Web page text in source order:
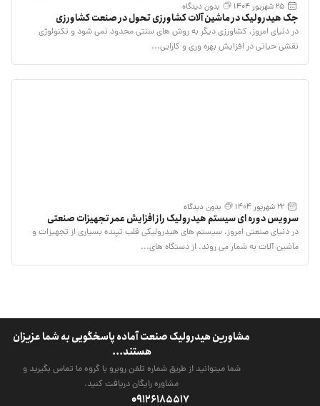
25 شهریور 1404 بدون دیدگاه
جک هیدرولیک در ماشین‌ آلات کشاورزی تحول در صنعت کشاورزی
در دنیای امروز، کشاورزی دیگر به روش های سنتی محدود نمی شود و تکنولوژی
نقشی حیاتی در افزایش بهره وری و کارایی...
22 شهریور 1404 بدون دیدگاه
سرویس دوره ای سیستم هیدرولیک راز افزایش عمر تجهیزات صنعتی
در دنیای صنعتی امروز، سیستم های هیدرولیکی قلب تپنده بسیاری از تجهیزات و
ماشین آلات به شمار می روند. از دستگاه های...
مشاورین هیدرولیک صنعت آماده پاسخگویی به شما عزیزان
هستند...
شما میتوانید از طریق شماره تلفن روبرو با گروه ما تماس بگیرید و
مشاوره رایگان دریافت کنید.
09126185517